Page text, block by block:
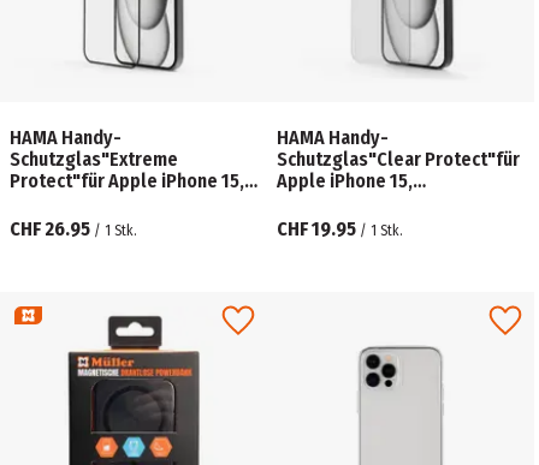
HAMA Handy-
Schutzglas"Extreme
Protect"für Apple iPhone 15,
CHF 26.95 / 1 Stk.
HAMA Handy-
Schutzglas"Clear Protect"für
Apple iPhone 15,
CHF 19.95 / 1 Stk.